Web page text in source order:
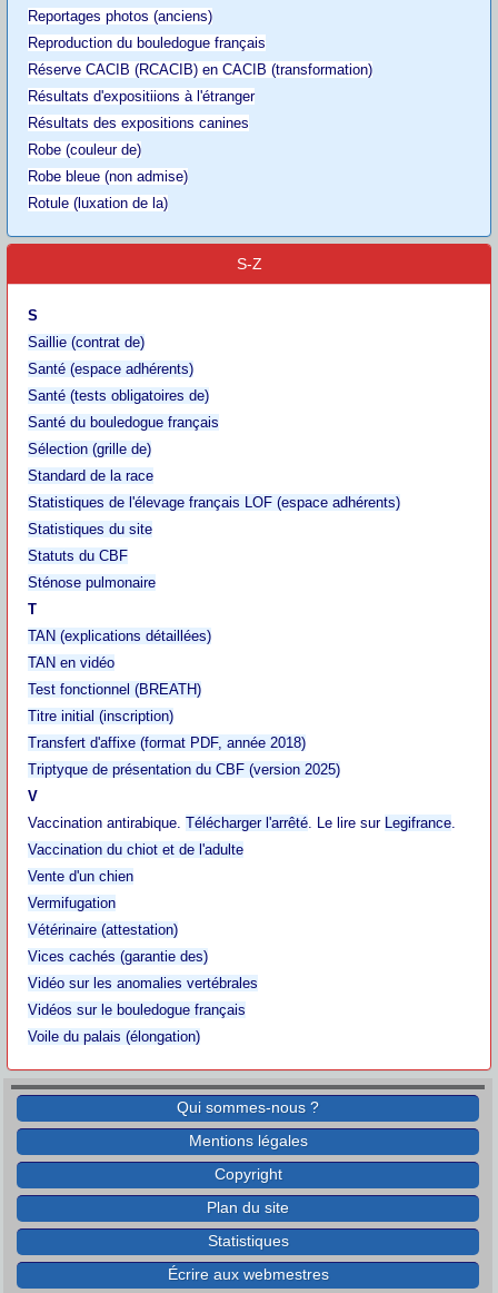
Reportages photos (anciens)
Reproduction du bouledogue français
Réserve CACIB (RCACIB) en CACIB (transformation)
Résultats d'expositiions à l'étranger
Résultats des expositions canines
Robe (couleur de)
Robe bleue (non admise)
Rotule (luxation de la)
S-Z
S
Saillie (contrat de)
Santé (espace adhérents)
Santé (tests obligatoires de)
Santé du bouledogue français
Sélection (grille de)
Standard de la race
Statistiques de l'élevage français LOF (espace adhérents)
Statistiques du site
Statuts du CBF
Sténose pulmonaire
T
TAN (explications détaillées)
TAN en vidéo
Test fonctionnel (BREATH)
Titre initial (inscription)
Transfert d'affixe (format PDF, année 2018)
Triptyque de présentation du CBF (version 2025)
V
Vaccination antirabique. Télécharger l'arrêté. Le lire sur Legifrance.
Vaccination du chiot et de l'adulte
Vente d'un chien
Vermifugation
Vétérinaire (attestation)
Vices cachés (garantie des)
Vidéo sur les anomalies vertébrales
Vidéos sur le bouledogue français
Voile du palais (élongation)
Qui sommes-nous ?
Mentions légales
Copyright
Plan du site
Statistiques
Écrire aux webmestres